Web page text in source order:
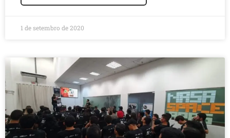
1 de setembro de 2020